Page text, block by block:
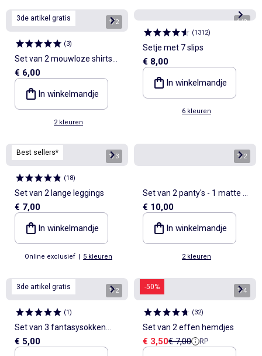
3de artikel gratis 1/2
(3)
Set van 2 mouwloze shirts
van pointelletricot
€ 6,00
In winkelmandje
2 kleuren
1/8
(1312)
Setje met 7 slips
€ 8,00
In winkelmandje
6 kleuren
Best sellers* 1/3
(18)
Set van 2 lange leggings
€ 7,00
In winkelmandje
Online exclusief | 5 kleuren
1/2
Set van 2 panty's - 1 matte +
1 glanzende
€ 10,00
In winkelmandje
2 kleuren
3de artikel gratis 1/2
(1)
Set van 3 fantasysokken
met hartjesprint
€ 5,00
-50% 1/4
(32)
Set van 2 effen hemdjes
Verkoopprijs
€ 3,50Referentieprijs
€ 7,00 RP